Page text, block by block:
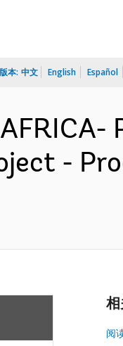
版本: 中文 English Español
-
相
阅